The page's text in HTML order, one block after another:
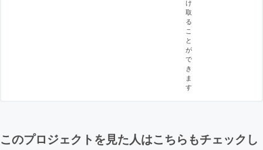
け
取
る
こ
と
が
で
き
ま
す
このプロジェクトを見た人はこちらもチェックし